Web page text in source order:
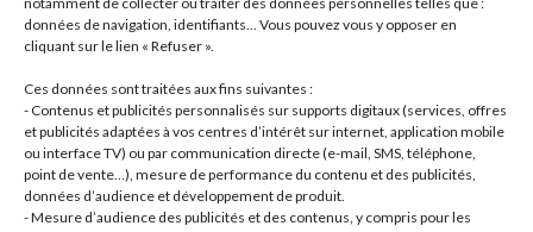
données de navigation, identifiants... Vous pouvez vous y opposer en
cliquant sur le lien « Refuser ».
Ces données sont traitées aux fins suivantes :
- Contenus et publicités personnalisés sur supports digitaux (services, offres
et publicités adaptées à vos centres d’intérêt sur internet, application mobile
ou interface TV) ou par communication directe (e-mail, SMS, téléphone,
point de vente…), mesure de performance du contenu et des publicités,
données d’audience et développement de produit.
- Mesure d’audience des publicités et des contenus, y compris pour les
produits
Transmission primaire / Primary transmission 11
Transmission secondaire / Secondary transmission
produits
Visserie / Bolts and nuts 88
produits
Litterature / Books 1111
produits
Autres modèles, Divers / Others models, Misc. 3737
produits
Dell'Orto 4242
produits
Brembo 19